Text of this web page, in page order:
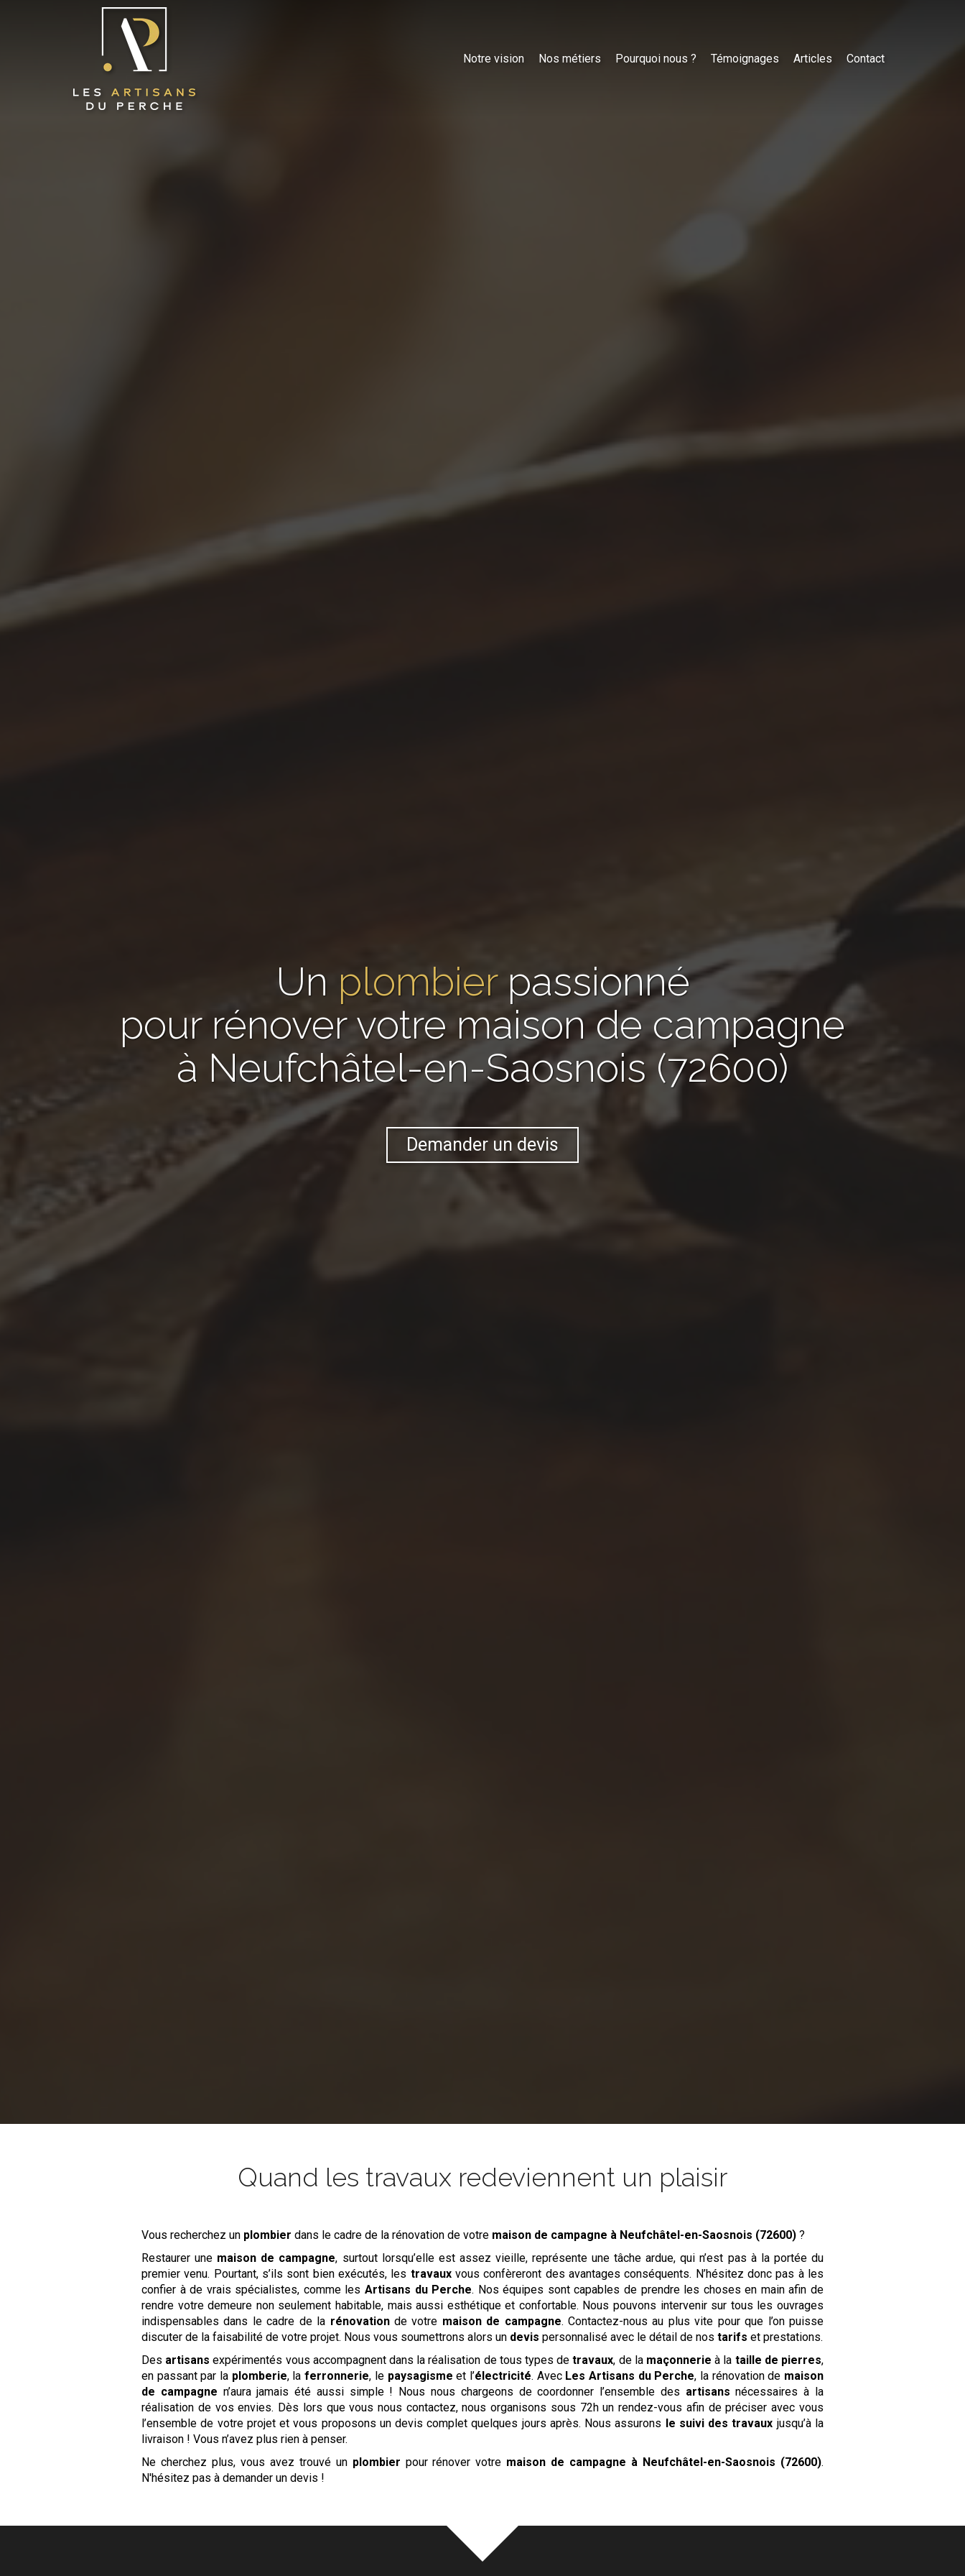
Notre vision Nos métiers Pourquoi nous ? Témoignages Articles Contact
Un plombierpassionné
pour rénover votre maison de campagne
à Neufchâtel-en-Saosnois (72600)
Demander un devis
Quand les travaux redeviennent un plaisir
Vous recherchez un plombier dans le cadre de la rénovation de votre maison de campagne à Neufchâtel-en-Saosnois (72600) ?
Restaurer une maison de campagne, surtout lorsqu’elle est assez vieille, représente une tâche ardue, qui n’est pas à la portée du
premier venu. Pourtant, s’ils sont bien exécutés, les travauxvous confèreront des avantages conséquents. N’hésitez donc pas à les
confier à de vrais spécialistes, comme les Artisans du Perche. Nos équipes sont capables de prendre les choses en main afin de
rendre votre demeure non seulement habitable, mais aussi esthétique et confortable. Nous pouvons intervenir sur tous les ouvrages
indispensables dans le cadre de la rénovationde votre maison de campagne. Contactez-nous au plus vite pour que l’on puisse
discuter de la faisabilité de votre projet. Nous vous soumettrons alors un devis personnalisé avec le détail de nostarifs et prestations.
Des artisans expérimentés vous accompagnent dans la réalisation de tous types detravaux, de la maçonnerie à la taille de pierres,
en passant par la plomberie, laferronnerie, le paysagisme et l’électricité. Avec Les Artisans du Perche, la rénovation de maison
de campagne n’aura jamais été aussi simple ! Nous nous chargeons de coordonner l’ensemble des artisans nécessaires à la
réalisation de vos envies. Dès lors que vous nous contactez, nous organisons sous 72h un rendez-vous afin de préciser avec vous
l’ensemble de votre projet et vous proposons un devis complet quelques jours après. Nous assurons
le suivi des travaux jusqu’à la
livraison ! Vous n’avez plus rien à penser.
Ne cherchez plus, vous avez trouvé un plombier pour rénover votre maison de campagne à Neufchâtel-en-Saosnois (72600).
N'hésitez pas à demander un devis !